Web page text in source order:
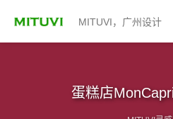
MITUVI，广州设计
蛋糕店